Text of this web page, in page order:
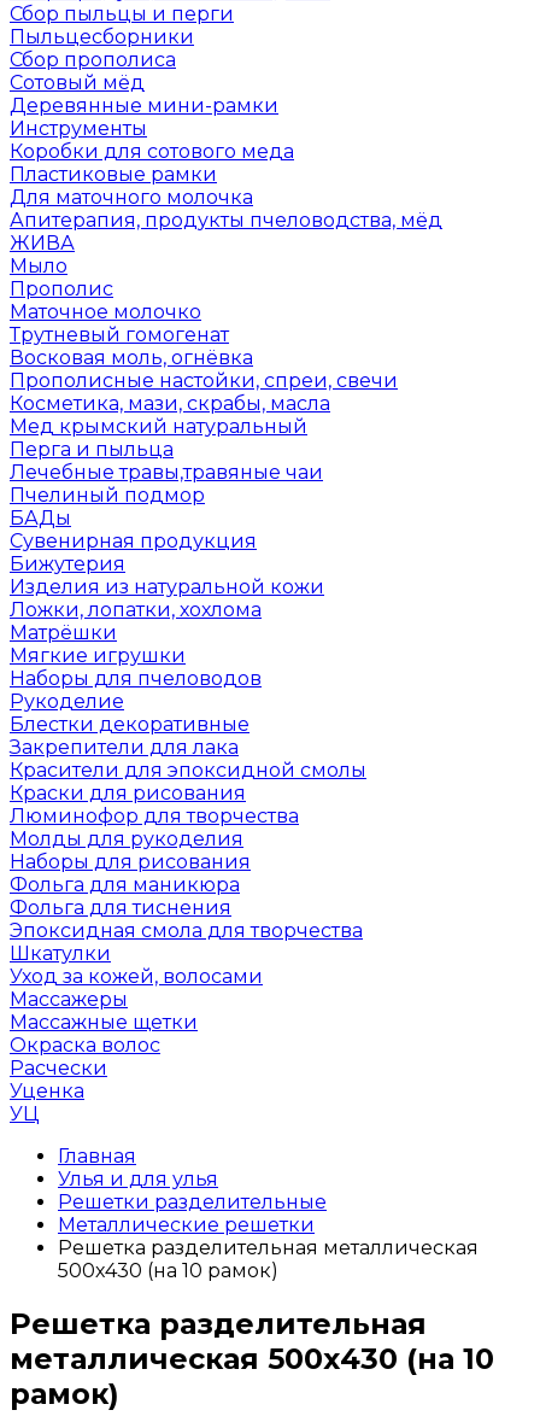
Сбор пыльцы и перги
Пыльцесборники
Сбор прополиса
Сотовый мёд
Деревянные мини-рамки
Инструменты
Коробки для сотового меда
Пластиковые рамки
Для маточного молочка
Апитерапия, продукты пчеловодства, мёд
ЖИВА
Мыло
Прополис
Маточное молочко
Трутневый гомогенат
Восковая моль, огнёвка
Прополисные настойки, спреи, свечи
Косметика, мази, скрабы, масла
Мед крымский натуральный
Перга и пыльца
Лечебные травы,травяные чаи
Пчелиный подмор
БАДы
Сувенирная продукция
Бижутерия
Изделия из натуральной кожи
Ложки, лопатки, хохлома
Матрёшки
Мягкие игрушки
Наборы для пчеловодов
Рукоделие
Блестки декоративные
Закрепители для лака
Красители для эпоксидной смолы
Краски для рисования
Люминофор для творчества
Молды для рукоделия
Наборы для рисования
Фольга для маникюра
Фольга для тиснения
Эпоксидная смола для творчества
Шкатулки
Уход за кожей, волосами
Массажеры
Массажные щетки
Окраска волос
Расчески
Уценка
УЦ
Главная
Улья и для улья
Решетки разделительные
Металлические решетки
Решетка разделительная металлическая
500х430 (на 10 рамок)
Решетка разделительная
металлическая 500х430 (на 10
рамок)